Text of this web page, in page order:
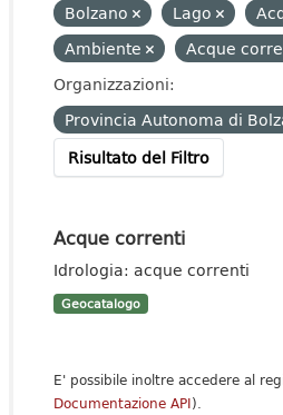
Bolzano
Lago
Ambiente
Acque
Organizzazioni:
Provincia Autonoma di
Risultato del Filtro
Acque correnti
Idrologia: acque correnti
Geocatalogo
E' possibile inoltre accedere al
Documentazione API).